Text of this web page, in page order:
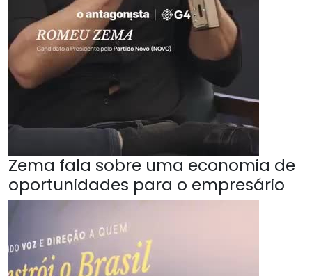
Zema fala sobre uma economia de
oportunidades para o empresário